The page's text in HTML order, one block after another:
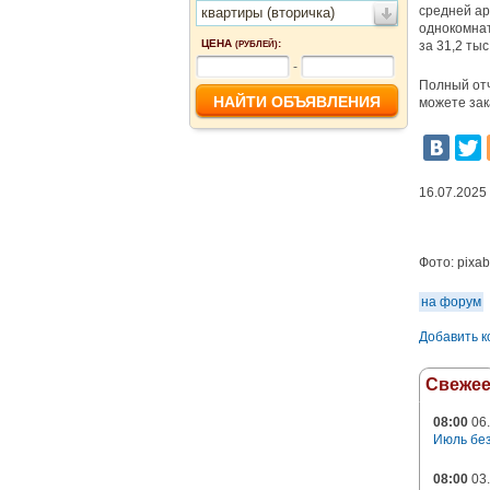
квартиры (вторичка)
ЦЕНА (РУБЛЕЙ):
-
средней
за 31,2
Полный
можете
Фото:
на форум
Добавить
Свежее
08:00
Июль
08:00